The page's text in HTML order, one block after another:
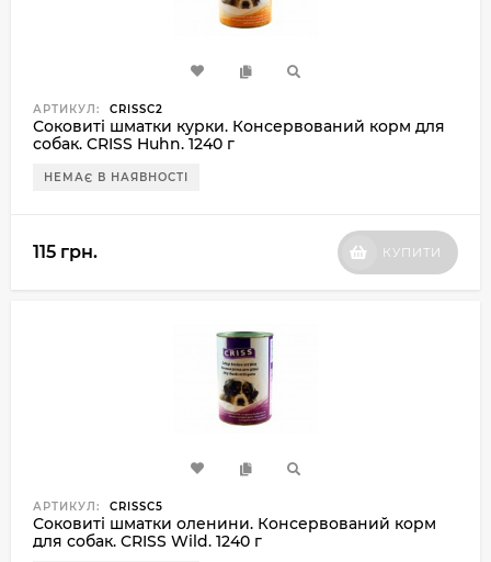
АРТИКУЛ: CRISSC2
Соковиті шматки курки. Консервований корм для
собак. CRISS Huhn. 1240 г
НЕМАЄ В НАЯВНОСТІ
115 грн. КУПИТИ
АРТИКУЛ: CRISSC5
Соковиті шматки оленини. Консервований корм
для собак. CRISS Wild. 1240 г